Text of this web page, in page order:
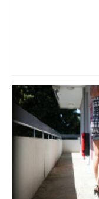
Près de Toulouse
économique, un
fermé en fin de
déviations –